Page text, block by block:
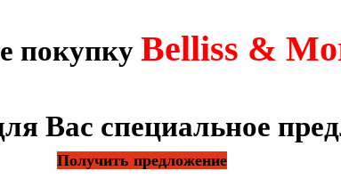
покупку Belliss &
Вас специальное
Получить предложение